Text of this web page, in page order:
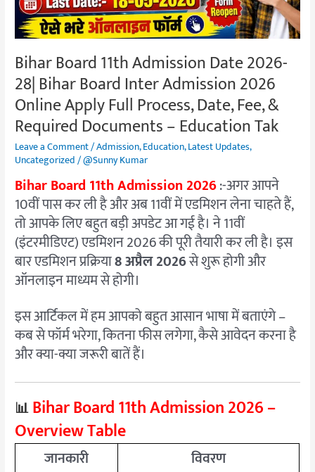
Bihar Board 11th Admission Date 2026-
28| Bihar Board Inter Admission 2026
Online Apply Full Process, Date, Fee, &
Required Documents – Education Tak
Leave a Comment/Admission,Education,Latest Updates,
Uncategorized/@Sunny Kumar
Bihar Board 11th Admission 2026:-अगर आपने
10वीं पास कर ली है और अब 11वीं में एडमिशन लेना चाहते हैं,
तो आपके लिए बहुत बड़ी अपडेट आ गई है। ने 11वीं
(इंटरमीडिएट) एडमिशन 2026 की पूरी तैयारी कर ली है। इस
बार एडमिशन प्रक्रिया8 अप्रैल 2026से शुरू होगी और
ऑनलाइन माध्यम से होगी।
इस आर्टिकल में हम आपको बहुत आसान भाषा में बताएंगे –
कब से फॉर्म भरेगा, कितना फीस लगेगा, कैसे आवेदन करना है
और क्या-क्या जरूरी बातें हैं।
📊Bihar Board 11th Admission 2026 –
Overview Table
जानकारी
विवरण
Bihar
Board
Admission
2026
Online
Apply
Full
Process,
Date,
Fee,
&
Required
Documents
–
Education